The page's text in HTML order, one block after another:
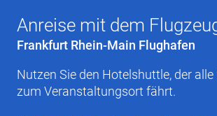
Anreise mit dem
Frankfurt Rhein-Main Flughafen
Nutzen Sie den Hotelshuttle, der
zum Veranstaltungsort fährt.